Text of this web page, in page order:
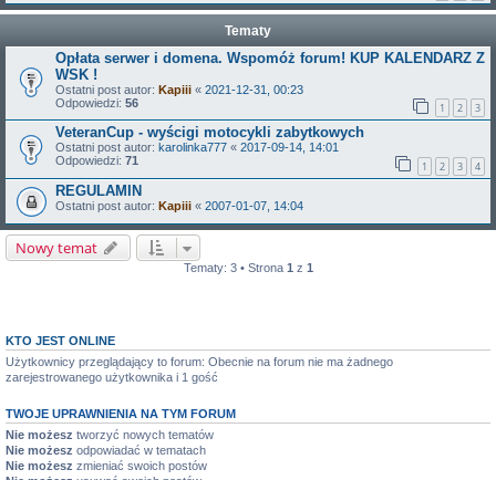
Tematy
Opłata serwer i domena. Wspomóż forum! KUP KALENDARZ Z
WSK !
Ostatni post autor: Kapiii « 2021-12-31, 00:23
Odpowiedzi: 56 1 2 3
VeteranCup - wyścigi motocykli zabytkowych
Ostatni post autor: karolinka777 « 2017-09-14, 14:01
Odpowiedzi: 71 1 2 3 4
REGULAMIN
Ostatni post autor: Kapiii « 2007-01-07, 14:04
Nowy temat
Tematy: 3 • Strona 1 z 1
KTO JEST ONLINE
Użytkownicy przeglądający to forum: Obecnie na forum nie ma żadnego
zarejestrowanego użytkownika i 1 gość
TWOJE UPRAWNIENIA NA TYM FORUM
Nie możesz tworzyć nowych tematów
Nie możesz odpowiadać w tematach
Nie możesz zmieniać swoich postów